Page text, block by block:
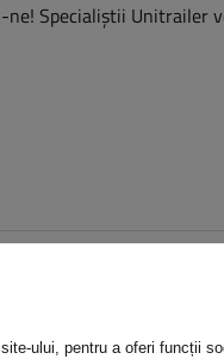
Specialiștii Unitrailer
ului, pentru a oferi funcții